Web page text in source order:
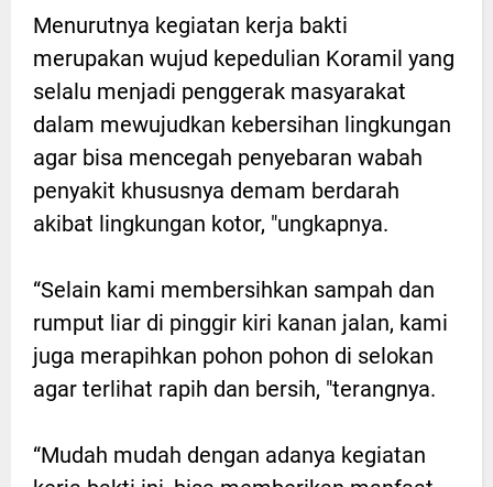
Menurutnya kegiatan kerja bakti
merupakan wujud kepedulian Koramil yang
selalu menjadi penggerak masyarakat
dalam mewujudkan kebersihan lingkungan
agar bisa mencegah penyebaran wabah
penyakit khususnya demam berdarah
akibat lingkungan kotor, "ungkapnya.
“Selain kami membersihkan sampah dan
rumput liar di pinggir kiri kanan jalan, kami
juga merapihkan pohon pohon di selokan
agar terlihat rapih dan bersih, "terangnya.
“Mudah mudah dengan adanya kegiatan